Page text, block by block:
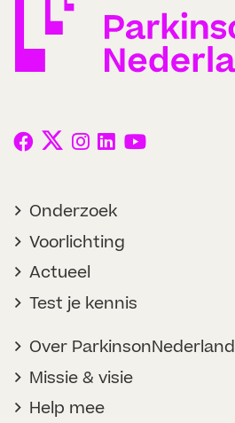
Onderzoek
Voorlichting
Actueel
Test je kennis
Over ParkinsonNederland
Missie & visie
Help mee